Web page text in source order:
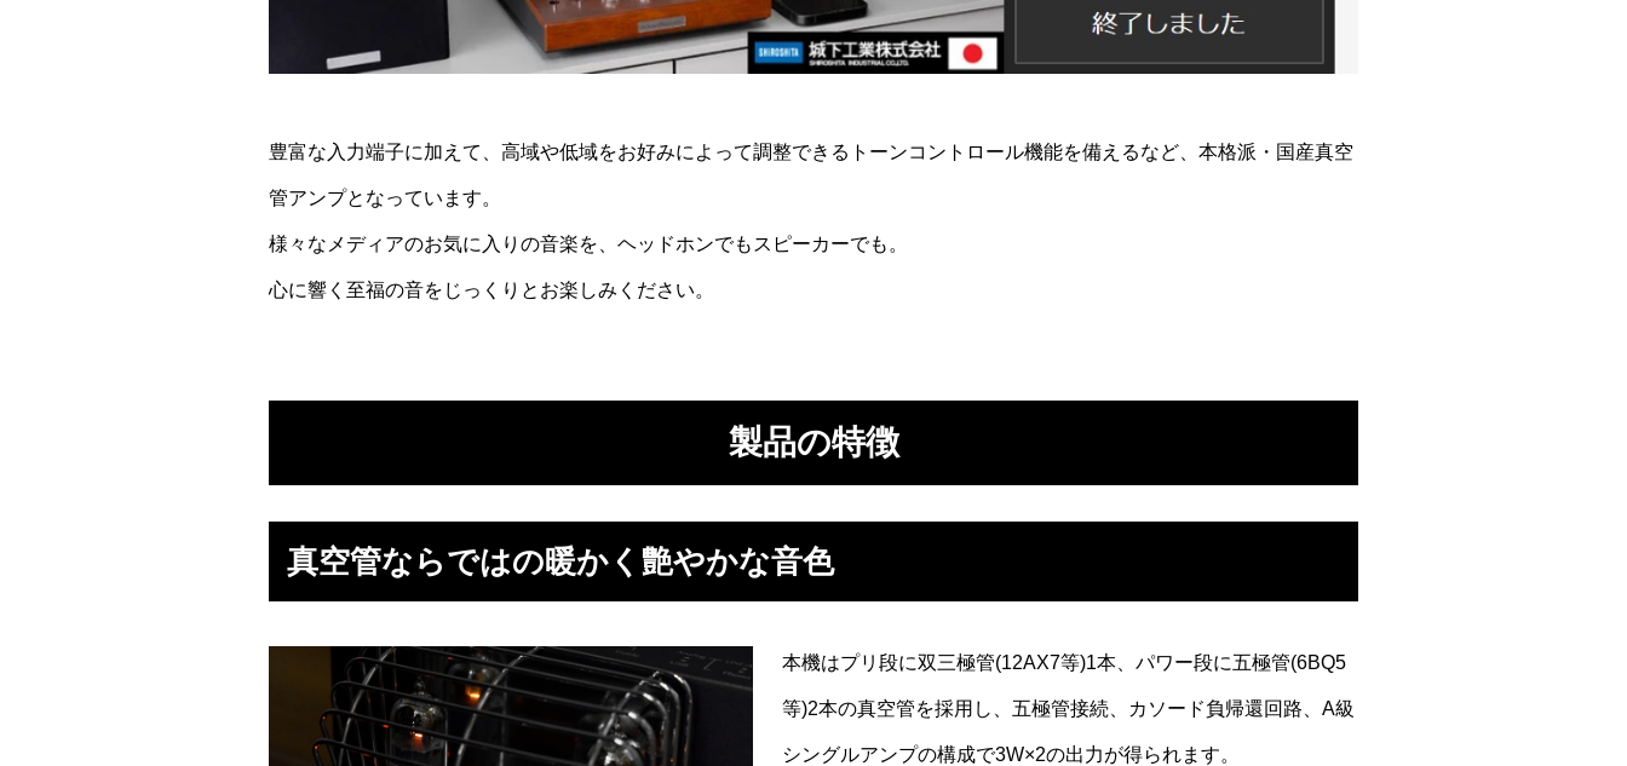
豊富な入力端子に加えて、高域や低域をお好みによって調整できるトーンコントロール機能を備えるなど、本格派・国産真空
管アンプとなっています。
様々なメディアのお気に入りの音楽を、ヘッドホンでもスピーカーでも。
心に響く至福の音をじっくりとお楽しみください。
製品の特徴
真空管ならではの暖かく艶やかな音色
本機はプリ段に双三極管(12AX7等)1本、パワー段に五極管(6BQ5
等)2本の真空管を採用し、五極管接続、カソード負帰還回路、A級
シングルアンプの構成で3W×2の出力が得られます。